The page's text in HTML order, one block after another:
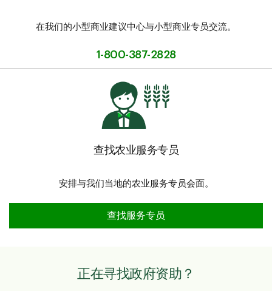
在我们的小型商业建议中心与小型商业专员交流。
1-800-387-2828
查找农业服务专员
安排与我们当地的农业服务专员会面。
查找农业服务专员
查找服务专员
正在寻找政府资助？